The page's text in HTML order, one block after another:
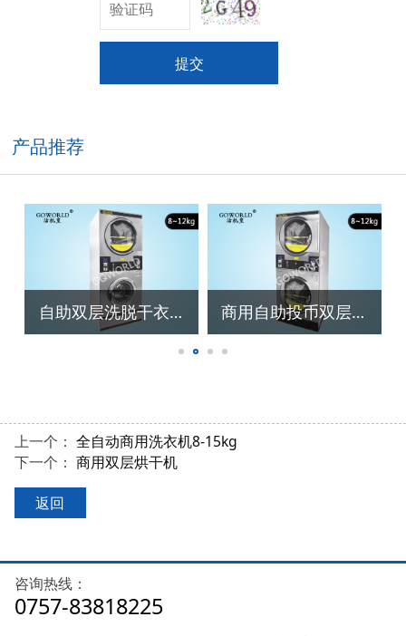
提交
产品推荐
自助双层洗脱干衣机 商用自助投币双层烘干机
上一个： 全自动商用洗衣机8-15kg
下一个： 商用双层烘干机
返回
咨询热线：
0757-83818225